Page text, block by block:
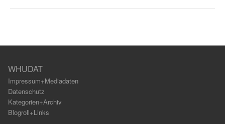
WHUDAT
Impressum+Mediadaten
Datenschutz
Kategorien+Archiv
Blogroll+Links